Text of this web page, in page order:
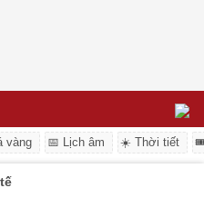
vàng 📅 Lịch âm ☀️ Thời tiết